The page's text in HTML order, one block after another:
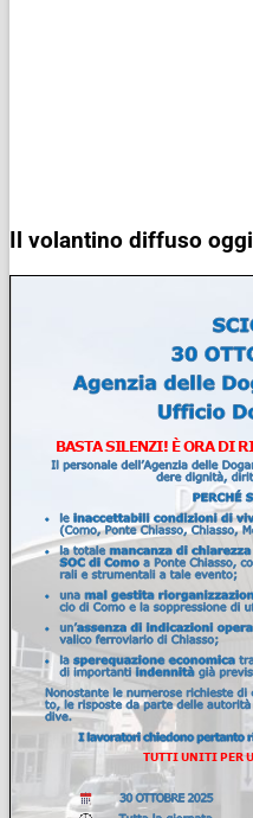
Il volantino diffuso oggi